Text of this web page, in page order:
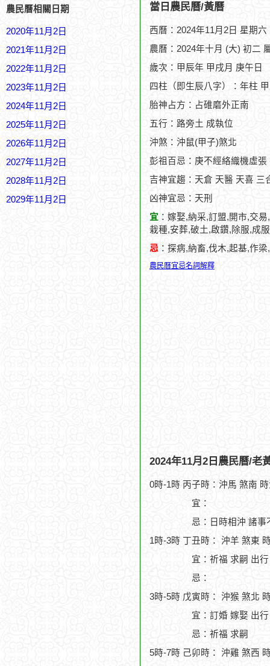
農民曆相關日期
2020年11月2日
2021年11月2日
2022年11月2日
2023年11月2日
2024年11月2日
2025年11月2日
2026年11月2日
2027年11月2日
2028年11月2日
2029年11月2日
當日農民曆/黃曆
西曆：2024年11月2日 星期六
農曆：2024年十月 (大) 初二
歲次：甲辰年 甲戌月 庚午日
四柱（即生辰八字）：年柱
胎神占方：占碓磨外正南
五行：路旁土 成執位
沖煞：沖鼠(甲子)煞北
彭祖百忌：庚不經絡織機虛
吉神宜趨：天倉 天醫 天喜 三
凶神宜忌：天刑
宜 ：嫁娶,納采,訂盟,開市,交
栽種,安葬,破土,啟鑽,除服,成
忌 ：探病,納畜,伐木,起基,作梁
農民曆宜忌名詞解釋
2024年11月2日農民曆/老
0時-1時 丙子時：沖馬 煞南
宜：
忌：日時相沖 諸事
1時-3時 丁丑時： 沖羊 煞東
宜：祈福 求嗣 出
忌：
3時-5時 戊寅時： 沖猴 煞北
宜：訂婚 嫁娶 出
忌：祈福 求嗣
5時-7時 己卯時： 沖雞 煞西